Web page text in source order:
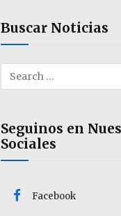
Buscar Noticias
Seguinos en
Sociales
Facebook